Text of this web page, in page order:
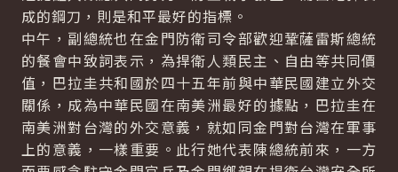
成的鋼刀，則是和平最好的指標。
中午，副總統也在金門防衛司令部歡迎鞏薩雷斯總統
的餐會中致詞表示，為捍衛人類民主、自由等共同價
值，巴拉圭共和國於四十五年前與中華民國建立外交
關係，成為中華民國在南美洲最好的據點，巴拉圭在
南美洲對台灣的外交意義，就如同金門對台灣在軍事
上的意義，一樣重要。此行她代表陳總統前來，一方